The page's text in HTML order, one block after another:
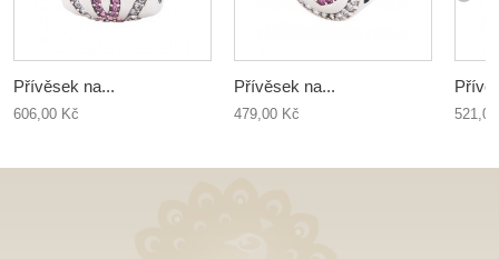
Přívěsek na...
606,00 Kč
Přívěsek na...
479,00 Kč